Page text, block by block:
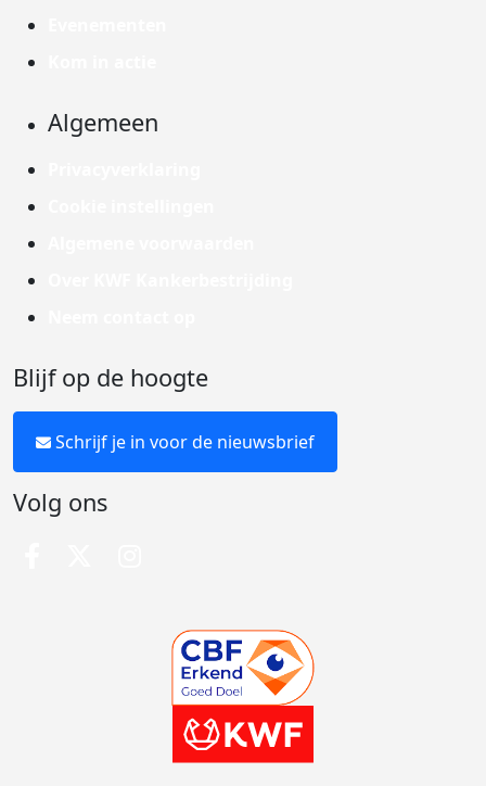
Algemeen
Blijf op de hoogte
Schrijf je in voor de nieuwsbrief
Volg ons